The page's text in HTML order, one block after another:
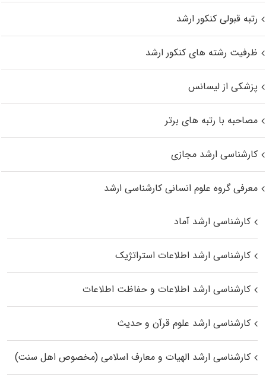
رتبه قبولی کنکور ارشد
ظرفیت رشته های کنکور ارشد
پزشکی از لیسانس
مصاحبه با رتبه های برتر
کارشناسی ارشد مجازی
معرفی گروه علوم انسانی کارشناسی ارشد
کارشناسی ارشد آماد
کارشناسی ارشد اطلاعات استراتژیک
کارشناسی ارشد اطلاعات و حفاظت اطلاعات
کارشناسی ارشد علوم قرآن و حدیث
کارشناسی ارشد الهیات و معارف اسلامی (مخصوص اهل سنت)